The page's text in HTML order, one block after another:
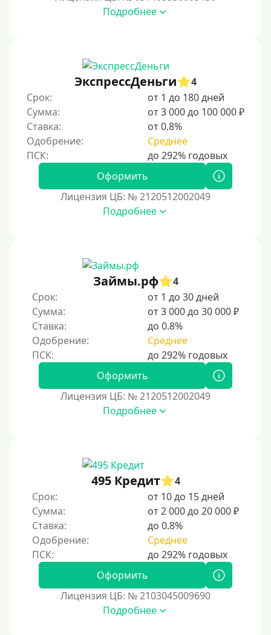
Под низкий процент
Без процентов на 30 дней
Под 0 %
Условия
С опцией досрочного погашения
Без страховок и комиссий
Со страховкой
Без предоплат
Без электронной почты
С автоматическим одобрением
Без номера телефона
На телефон
Бесплатно, без скрытых платежей и обязательных
Без звонков и проверок
Онлайн круглосуточно
На карту круглосуточно
Деньги в долг
В долг на карту
Срок
Подробнее
ЭкспрессДеньги
4
Срок:
от 1 до 180 дней
Сумма:
от 3 000 до 100 000 ₽
Ставка:
от 0.8%
Одобрение:
Среднее
Оформить
Лицензия ЦБ: № 2120512002049
Подробнее
Займы.рф
4
Срок:
от 1 до 30 дней
Сумма:
от 3 000 до 30 000 ₽
Ставка:
до 0.8%
Одобрение:
Среднее
Оформить
Лицензия ЦБ: № 2120512002049
Подробнее
495 Кредит
4
Срок:
от 10 до 15 дней
Сумма:
от 2 000 до 20 000 ₽
Ставка:
до 0.8%
Одобрение:
Среднее
Оформить
Лицензия ЦБ: № 2103045009690
Подробнее